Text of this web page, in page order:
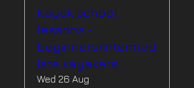
Kayak school
lessons -
beginners/intermed
iate kayakers
Wed 26 Aug